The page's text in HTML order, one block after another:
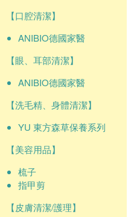
【口腔清潔】
ANIBIO德國家醫
【眼、耳部清潔】
ANIBIO德國家醫
【洗毛精、身體清潔】
YU 東方森草保養系列
【美容用品】
梳子
指甲剪
【皮膚清潔/護理】